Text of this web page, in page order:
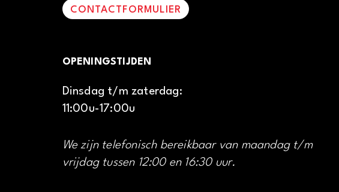
CONTACTFORMULIER
OPENINGSTIJDEN
Dinsdag t/m zaterdag:
11:00u-17:00u
We zijn telefonisch bereikbaar van maandag t/m
vrijdag tussen 12:00 en 16:30 uur.